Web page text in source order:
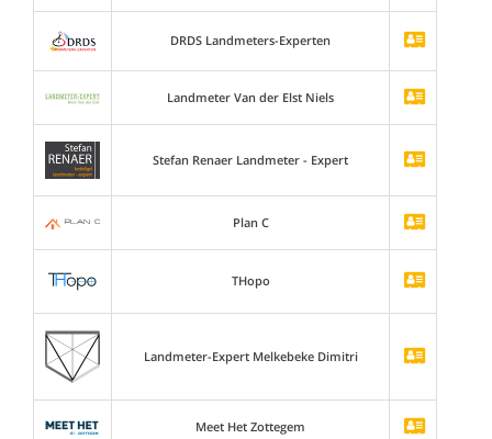
DRDS Landmeters-Experten
Landmeter Van der Elst Niels
Stefan Renaer Landmeter - Expert
Plan C
THopo
Landmeter-Expert Melkebeke Dimitri
Meet Het Zottegem